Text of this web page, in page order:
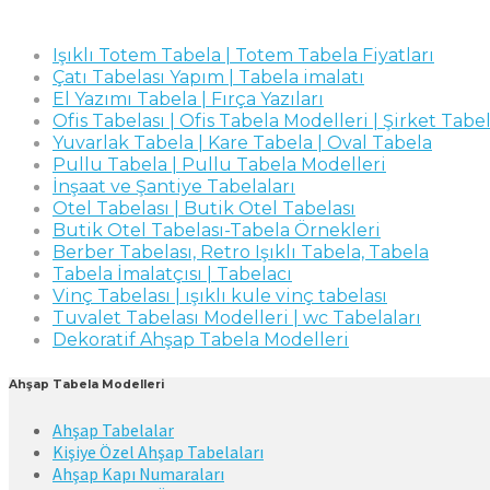
Işıklı Totem Tabela | Totem Tabela Fiyatları
Çatı Tabelası Yapım | Tabela imalatı
El Yazımı Tabela | Fırça Yazıları
Ofis Tabelası | Ofis Tabela Modelleri | Şirket
Yuvarlak Tabela | Kare Tabela | Oval Tabela
Pullu Tabela | Pullu Tabela Modelleri
İnşaat ve Şantiye Tabelaları
Otel Tabelası | Butik Otel Tabelası
Butik Otel Tabelası-Tabela Örnekleri
Berber Tabelası, Retro Işıklı Tabela, Tabela
Tabela İmalatçısı | Tabelacı
Vinç Tabelası | ışıklı kule vinç tabelası
Tuvalet Tabelası Modelleri | wc Tabelaları
Dekoratif Ahşap Tabela Modelleri
Ahşap Tabela Modelleri
Ahşap Tabelalar
Kişiye Özel Ahşap Tabelaları
Ahşap Kapı Numaraları